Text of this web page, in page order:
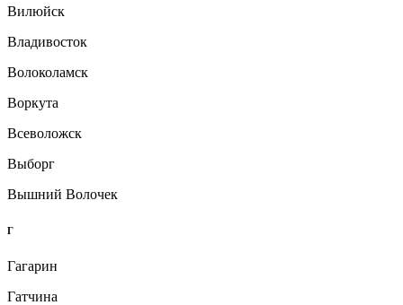
Вилюйск
Владивосток
Волоколамск
Воркута
Всеволожск
Выборг
Вышний Волочек
Г
Гагарин
Гатчина